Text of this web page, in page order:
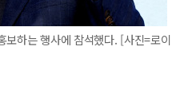
하는 행사에 참석했다. [사진=로이